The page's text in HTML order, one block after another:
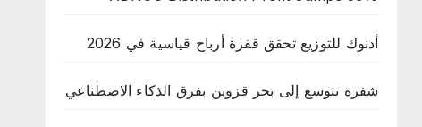
أدنوك للتوزيع تحقق قفزة أرباح قياسية في 2026
شفرة تتوسع إلى بحر قزوين بفرق الذكاء الاصطناعي